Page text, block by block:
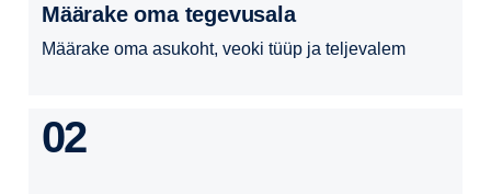
Määrake oma tegevusala
Määrake oma asukoht, veoki tüüp ja teljevalem
02